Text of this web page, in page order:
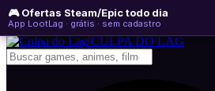
🎮 Ofertas Steam/Epic todo dia
App LootLag · grátis · sem cadastro
domingo, 09 de agosto de 2026 WhatsApp
Newsletter
CULPA DO LAG